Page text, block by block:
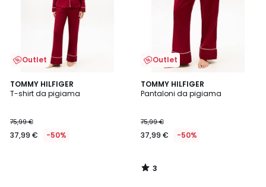
Outlet
TOMMY HILFIGER
T-shirt da pigiama
75,99 €
37,99 € -50%
Outlet
TOMMY HILFIGER
Pantaloni da pigiama
75,99 €
37,99 € -50%
3
/
3
/